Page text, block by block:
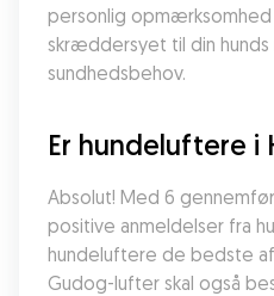
personlig
skræddersyet til din
sundhedsbehov.
Er hundeluftere i
Absolut! Med 6
positive anmeldelser fra
hundeluftere de bedste
Gudog-lufter skal også